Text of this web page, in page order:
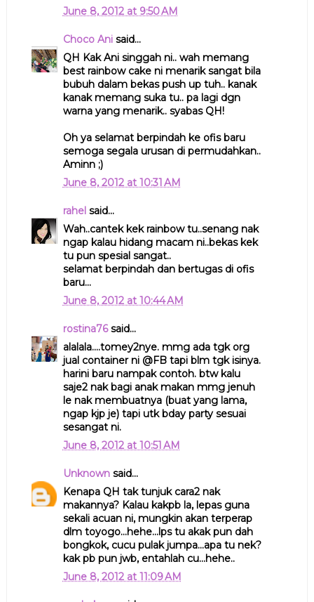
June 8, 2012 at 9:50 AM
Choco Anisaid...
QH Kak Ani singgah ni.. wah memang
best rainbow cake ni menarik sangat bila
bubuh dalam bekas push up tuh.. kanak
kanak memang suka tu.. pa lagi dgn
warna yang menarik.. syabas QH!
Oh ya selamat berpindah ke ofis baru
semoga segala urusan di permudahkan..
Aminn ;)
June 8, 2012 at 10:31 AM
rahelsaid...
Wah..cantek kek rainbow tu..senang nak
ngap kalau hidang macam ni..bekas kek
tu pun spesial sangat..
selamat berpindah dan bertugas di ofis
baru...
June 8, 2012 at 10:44 AM
rostina76said...
alalala....tomey2nye. mmg ada tgk org
jual container ni @FB tapi blm tgk isinya.
harini baru nampak contoh. btw kalu
saje2 nak bagi anak makan mmg jenuh
le nak membuatnya (buat yang lama,
ngap kjp je) tapi utk bday party sesuai
sesangat ni.
June 8, 2012 at 10:51 AM
Unknownsaid...
Kenapa QH tak tunjuk cara2 nak
makannya? Kalau kakpb la, lepas guna
sekali acuan ni, mungkin akan terperap
dlm toyogo...hehe...lps tu akak pun dah
bongkok, cucu pulak jumpa...apa tu nek?
kak pb pun jwb, entahlah cu...hehe..
June 8, 2012 at 11:09 AM